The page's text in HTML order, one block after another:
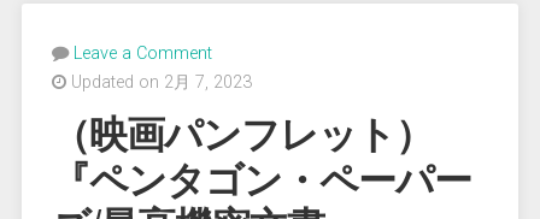
Leave a Comment
Updated on 2月 7, 2023
（映画パンフレット）
『ペンタゴン・ペーパー